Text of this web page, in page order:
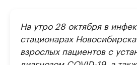
На утро 28 октября в
стационарах
взрослых пациентов с